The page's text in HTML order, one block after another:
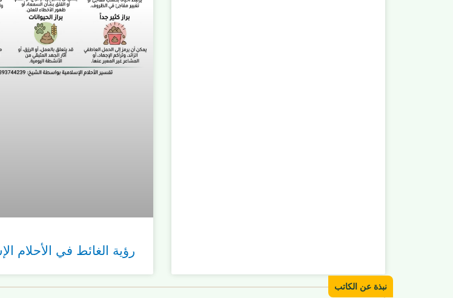
رؤية الغائط في الأحلام